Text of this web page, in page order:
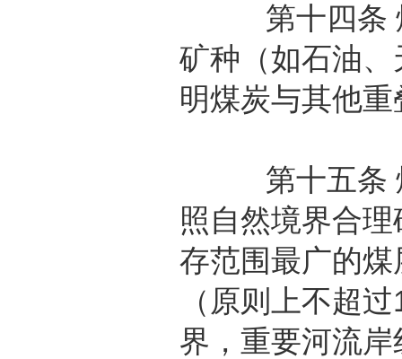
第十四条 煤
矿种（如石油
明煤炭与其他
第十五条 煤
照自然境界合
存范围最广的
（原则上不超
界，重要河流